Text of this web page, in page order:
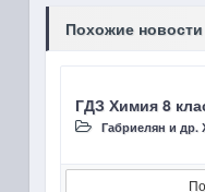
Похожие новости
ГДЗ Химия 8
Габриелян и др.